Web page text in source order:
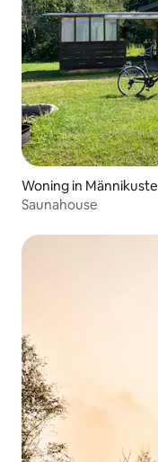
Woning in Männikuste
Saunahouse